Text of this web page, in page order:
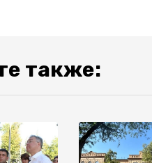
также: